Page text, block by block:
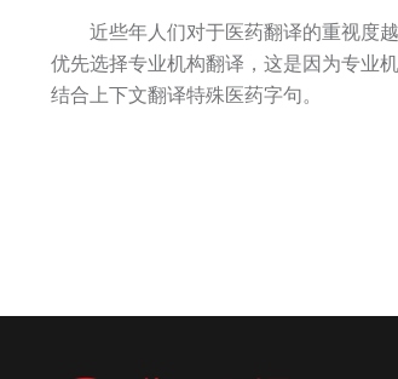
近些年人们对于医药翻译的重视度
优先选择专业机构翻译，这是因为专业
结合上下文翻译特殊医药字句。